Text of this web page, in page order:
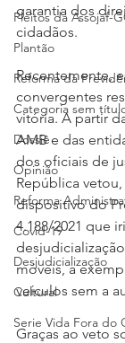
Pleitos da Assojaf-
Plantão
Reforma da
Categoria sem
Dossiê
Opinião
Reforma
Covid-19
Desjudicialização
Cultural
Serie Vida Fora do
garantia dos
cidadãos.
Recentemente,
convergentes
vitória. A partir
AMB e das
dos oficiais de
República
dispositivo do
4.188/2021 que
móveis, a
veículos sem a
Graças ao veto